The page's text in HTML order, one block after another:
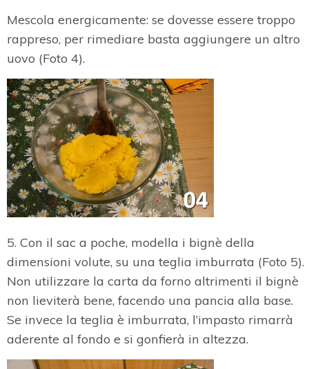
Mescola energicamente: se dovesse essere troppo
rappreso, per rimediare basta aggiungere un altro
uovo (Foto 4).
5. Con il sac a poche, modella i bignè della
dimensioni volute, su una teglia imburrata (Foto 5).
Non utilizzare la carta da forno altrimenti il bignè
non lieviterà bene, facendo una pancia alla base.
Se invece la teglia è imburrata, l’impasto rimarrà
aderente al fondo e si gonfierà in altezza.